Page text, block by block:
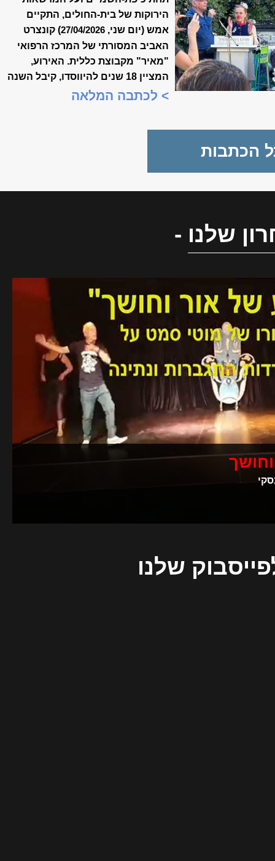
של ״מאיר״
הירוקות של בית-החולים, התקיים
אמש (יום שני, 27/04/2026) קונצרט
האביב המסורתי של המרכז הרפואי
"מאיר" מקבוצת כללית. האירוע,
המציין 18 שנים להיווסדו, קיבל השנה
משמעות מיוחדת, כשנכלל לראשונה
> לכתבה המלאה
הכתבות
שלנו -
שלנו